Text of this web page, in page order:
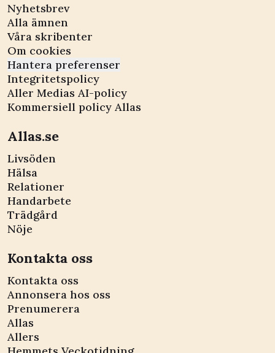
Nyhetsbrev
Alla ämnen
Våra skribenter
Om cookies
Hantera preferenser
Integritetspolicy
Aller Medias AI-policy
Kommersiell policy Allas
Allas.se
Livsöden
Hälsa
Relationer
Handarbete
Trädgård
Nöje
Kontakta oss
Kontakta oss
Annonsera hos oss
Prenumerera
Allas
Allers